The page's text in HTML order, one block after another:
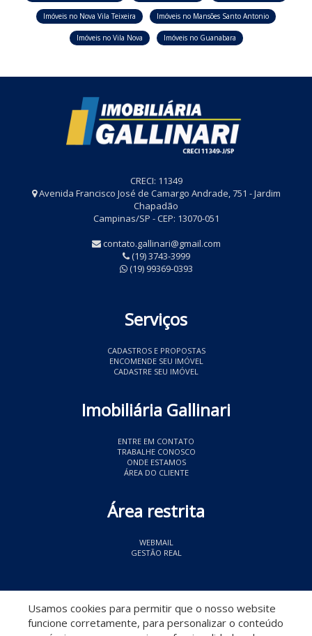
Imóveis no Nova Vila Teixeira Imóveis no Mansões Santo Antonio
Imóveis no Vila Nova Imóveis no Guanabara
CRECI: 11349
Avenida Francisco José de Camargo Andrade, 751 - Jardim
Chapadão
Campinas/SP - CEP: 13070-051
contato.gallinari@gmail.com
(19) 3743-3999
(19) 99369-0393
Serviços
CADASTROS E PROPOSTAS
ENCOMENDE SEU IMÓVEL
CADASTRE SEU IMÓVEL
Imobiliária Gallinari
ENTRE EM CONTATO
TRABALHE CONOSCO
ONDE ESTAMOS
ÁREA DO CLIENTE
Área restrita
WEBMAIL
GESTÃO REAL
Usamos cookies para permitir que o nosso website
funcione corretamente, para personalizar o conteúdo